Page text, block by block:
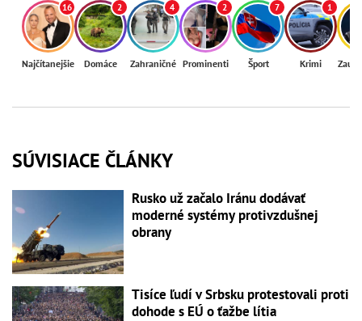
16
Najčítanejšie
2
Domáce
4
Zahraničné
2
Prominenti
7
Šport
1
Krimi
SÚVISIACE ČLÁNKY
Rusko už začalo Iránu dodávať
moderné systémy protivzdušnej
obrany
Tisíce ľudí v Srbsku protestovali proti
dohode s EÚ o ťažbe lítia